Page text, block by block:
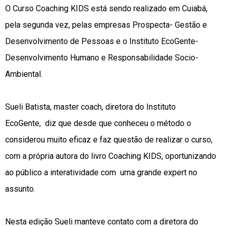
O Curso Coaching KIDS está sendo realizado em Cuiabá,
pela segunda vez, pelas empresas Prospecta- Gestão e
Desenvolvimento de Pessoas e o Instituto EcoGente-
Desenvolvimento Humano e Responsabilidade Socio-
Ambiental.
Sueli Batista, master coach, diretora do Instituto
EcoGente, diz que desde que conheceu o método o
considerou muito eficaz e faz questão de realizar o curso,
com a própria autora do livro Coaching KIDS, oportunizando
ao público a interatividade com uma grande expert no
assunto.
Nesta edição Sueli manteve contato com a diretora do